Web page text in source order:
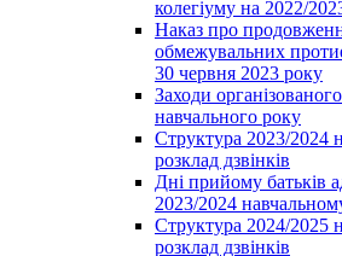
колегіуму на 2022/
Наказ про
обмежувальних
30 червня 2023 року
Заходи
навчального року
Структура 2023/2024
розклад дзвінків
Дні прийому батьків
2023/2024
Структура 2024/2025
розклад дзвінків